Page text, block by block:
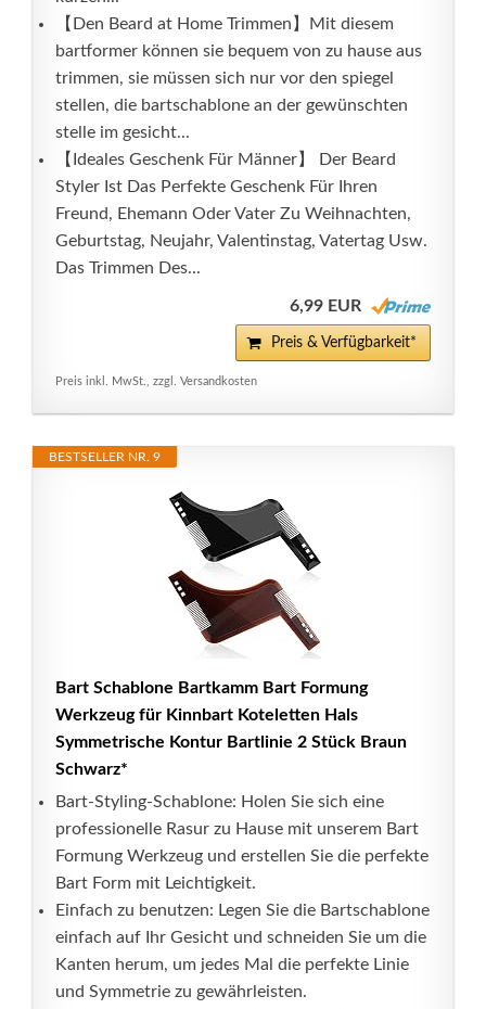
【Den Beard at Home Trimmen】Mit diesem
bartformer können sie bequem von zu hause aus
trimmen, sie müssen sich nur vor den spiegel
stellen, die bartschablone an der gewünschten
stelle im gesicht...
【Ideales Geschenk Für Männer】 Der Beard
Styler Ist Das Perfekte Geschenk Für Ihren
Freund, Ehemann Oder Vater Zu Weihnachten,
Geburtstag, Neujahr, Valentinstag, Vatertag Usw.
Das Trimmen Des...
6,99 EUR
Preis & Verfügbarkeit*
Preis inkl. MwSt., zzgl. Versandkosten
BESTSELLER NR. 9
Bart Schablone Bartkamm Bart Formung
Werkzeug für Kinnbart Koteletten Hals
Symmetrische Kontur Bartlinie 2 Stück Braun
Schwarz*
Bart-Styling-Schablone: Holen Sie sich eine
professionelle Rasur zu Hause mit unserem Bart
Formung Werkzeug und erstellen Sie die perfekte
Bart Form mit Leichtigkeit.
Einfach zu benutzen: Legen Sie die Bartschablone
einfach auf Ihr Gesicht und schneiden Sie um die
Kanten herum, um jedes Mal die perfekte Linie
und Symmetrie zu gewährleisten.